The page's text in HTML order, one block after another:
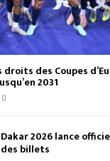
droits des Coupes
2031
0
Dakar 2026 lance
des billets